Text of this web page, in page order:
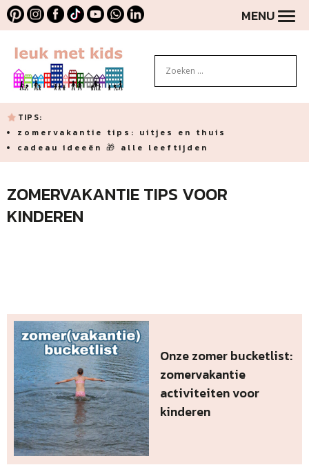
MENU
TIPS:
zomervakantie tips: uitjes en thuis
cadeau ideeën 🎁 alle leeftijden
ZOMERVAKANTIE TIPS VOOR
KINDEREN
Onze zomer bucketlist:
zomervakantie
activiteiten voor
kinderen